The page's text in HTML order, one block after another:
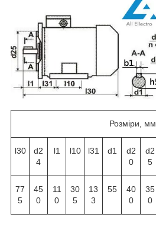
Розміри, мм
l30
d2
4
l1 l10 l31 d1
d2
0
d2
5
77
5
45
0
11
0
30
5
13
3
55
40
0
35
0